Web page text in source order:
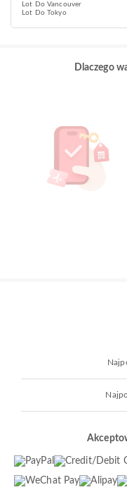
Lot Do Vancouver
Lot Do Tokyo
Dlaczego